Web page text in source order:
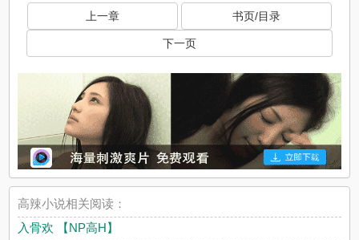
上一章 书页/目录
下一页
高辣小说相关阅读：
入骨欢 【NP高H】